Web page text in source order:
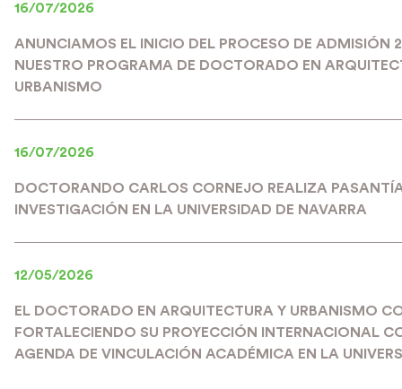
16/07/2026
ANUNCIAMOS EL INICIO DEL PROCESO DE ADMISIÓN
NUESTRO PROGRAMA DE DOCTORADO EN
URBANISMO
16/07/2026
DOCTORANDO CARLOS CORNEJO REALIZA
INVESTIGACIÓN EN LA UNIVERSIDAD DE NAVARRA
12/05/2026
EL DOCTORADO EN ARQUITECTURA Y URBANISMO
FORTALECIENDO SU PROYECCIÓN INTERNACIONAL
AGENDA DE VINCULACIÓN ACADÉMICA EN LA